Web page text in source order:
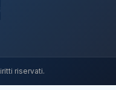
riservati.